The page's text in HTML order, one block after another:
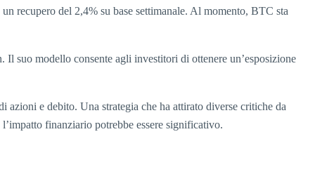
recupero del 2,4% su base settimanale. Al momento, BTC sta
Il suo modello consente agli investitori di ottenere un’esposizione
azioni e debito. Una strategia che ha attirato diverse critiche da
finanziario potrebbe essere significativo.